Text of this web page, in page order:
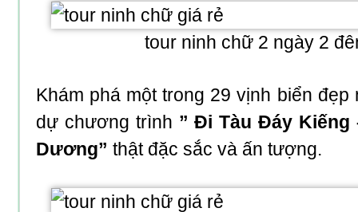
tour ninh chữ 2 ngày 2
Khám phá một trong 29 vịnh biển đẹp
dự chương trình ” Đi Tàu Đáy Kiếng
Dương” thật đặc sắc và ấn tượng.